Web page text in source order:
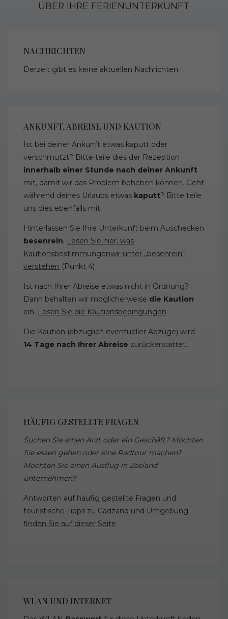
ÜBER IHRE FERIENUNTERKUNFT
NACHRICHTEN
Derzeit gibt es keine aktuellen Nachrichten.
ANKUNFT, ABREISE UND KAUTION
Ist bei deiner Ankunft etwas kaputt oder
verschmutzt? Bitte teile dies der Rezeption
innerhalb einer Stunde nach deiner Ankunft
mit, damit wir das Problem beheben können. Geht
während deines Urlaubs etwas kaputt? Bitte teile
uns dies ebenfalls mit.
Hinterlassen Sie Ihre Unterkunft beim Auschecken
besenrein. Lesen Sie hier, was
Kautionsbestimmungenwir unter „besenrein“
verstehen (Punkt 4)
Ist nach Ihrer Abreise etwas nicht in Ordnung?
Dann behalten wir möglicherweise die Kaution
ein. Lesen Sie die Kautionsbedingungen
Die Kaution (abzüglich eventueller Abzüge) wird
14 Tage nach Ihrer Abreise zurückerstattet.
HÄUFIG GESTELLTE FRAGEN
Suchen Sie einen Arzt oder ein Geschäft? Möchten
Sie essen gehen oder eine Radtour machen?
Möchten Sie einen Ausflug in Zeeland
unternehmen?
Antworten auf häufig gestellte Fragen und
touristische Tipps zu Cadzand und Umgebung
finden Sie auf dieser Seite.
WLAN UND INTERNET